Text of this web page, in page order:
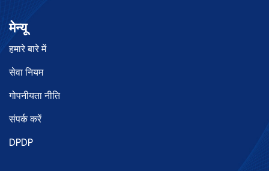
मेन्यू
हमारे बारे में
सेवा नियम
गोपनीयता नीति
संपर्क करें
DPDP